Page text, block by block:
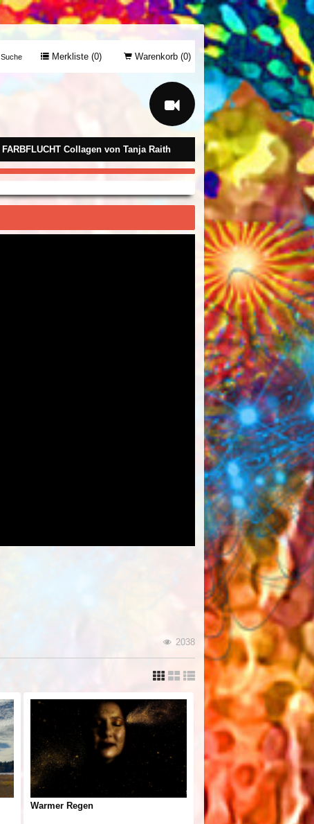
Warenkorb (0)
Merkliste (0)
Suche
FARBFLUCHT Collagen von Tanja Raith
2038
Warmer Regen